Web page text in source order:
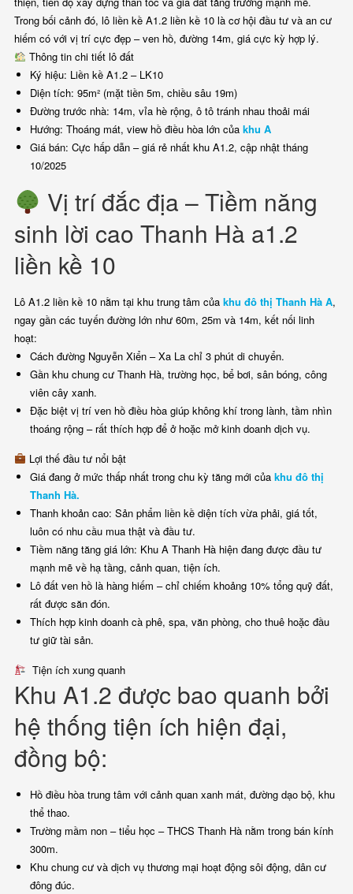
Trong bối cảnh đó, lô liền kề A1.2 liền kề 10 là cơ hội đầu tư và an cư
hiếm có với vị trí cực đẹp – ven hồ, đường 14m, giá cực kỳ hợp lý.
Thông tin chi tiết lô đất
Ký hiệu: Liền kề A1.2 – LK10
Diện tích: 95m² (mặt tiền 5m, chiều sâu 19m)
Đường trước nhà: 14m, vỉa hè rộng, ô tô tránh nhau thoải mái
Hướng: Thoáng mát, view hồ điều hòa lớn của khu A
Giá bán: Cực hấp dẫn – giá rẻ nhất khu A1.2, cập nhật tháng
10/2025
Vị trí đắc địa – Tiềm năng
sinh lời cao Thanh Hà a1.2
liền kề 10
Lô A1.2 liền kề 10 nằm tại khu trung tâm của khu đô thị Thanh Hà A,
ngay gần các tuyến đường lớn như 60m, 25m và 14m, kết nối linh
hoạt:
Cách đường Nguyễn Xiển – Xa La chỉ 3 phút di chuyển.
Gần khu chung cư Thanh Hà, trường học, bể bơi, sân bóng, công
viên cây xanh.
Đặc biệt vị trí ven hồ điều hòa giúp không khí trong lành, tầm nhìn
thoáng rộng – rất thích hợp để ở hoặc mở kinh doanh dịch vụ.
Lợi thế đầu tư nổi bật
Giá đang ở mức thấp nhất trong chu kỳ tăng mới của khu đô thị
Thanh Hà.
Thanh khoản cao: Sản phẩm liền kề diện tích vừa phải, giá tốt,
luôn có nhu cầu mua thật và đầu tư.
Tiềm năng tăng giá lớn: Khu A Thanh Hà hiện đang được đầu tư
mạnh mẽ về hạ tầng, cảnh quan, tiện ích.
Lô đất ven hồ là hàng hiếm – chỉ chiếm khoảng 10% tổng quỹ đất,
rất được săn đón.
Thích hợp kinh doanh cà phê, spa, văn phòng, cho thuê hoặc đầu
tư giữ tài sản.
Tiện ích xung quanh
Khu A1.2 được bao quanh bởi
hệ thống tiện ích hiện đại,
đồng bộ:
Hồ điều hòa trung tâm với cảnh quan xanh mát, đường dạo bộ, khu
thể thao.
Trường mầm non – tiểu học – THCS Thanh Hà nằm trong bán kính
300m.
Khu chung cư và dịch vụ thương mại hoạt động sôi động, dân cư
đông đúc.